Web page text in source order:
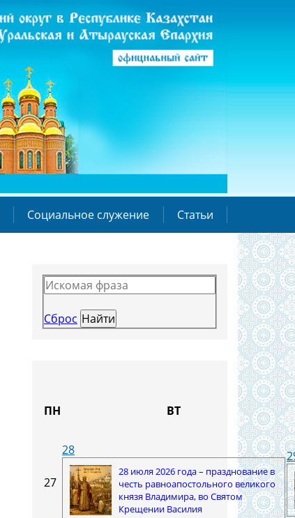
Социальное служение Статьи
Сброс
ПН ВТ
27
28
28 июля 2026 года – празднование в
честь равноапостольного великого
князя Владимира, во Святом
Крещении Василия